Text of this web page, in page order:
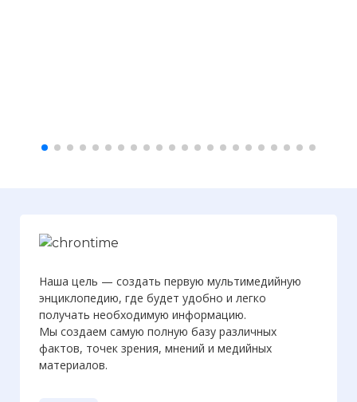
Наша цель — создать первую мультимедийную
энциклопедию, где будет удобно и легко
получать необходимую информацию.
Мы создаем самую полную базу различных
фактов, точек зрения, мнений и медийных
материалов.